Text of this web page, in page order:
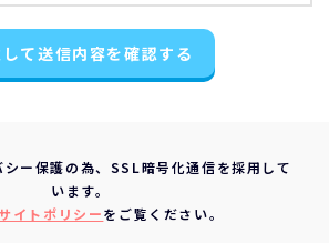
理
、向上
三者への提供について
て送信内容を確認する
ー保護の為、SSL暗号化通信を採用して
います。
イトポリシーをご覧ください。